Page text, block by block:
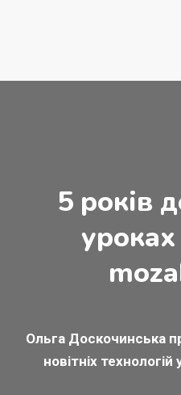
5 років
Ольга Доскочинська
новітніх